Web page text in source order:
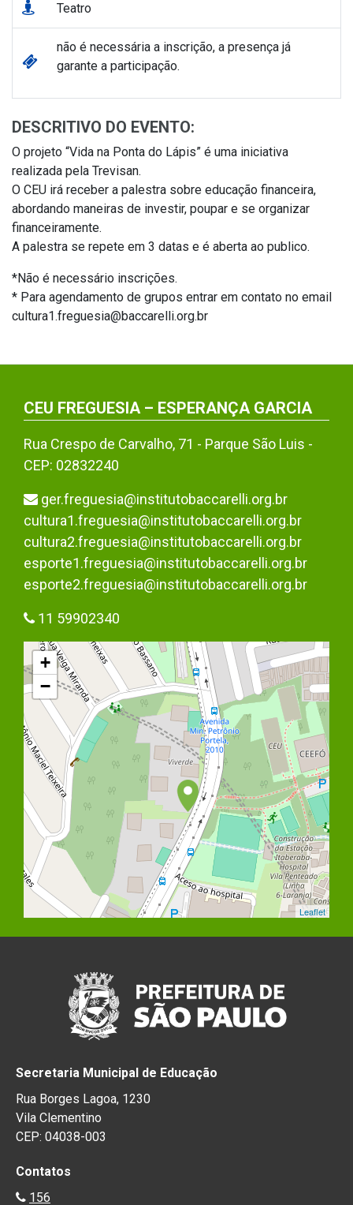
Teatro
não é necessária a inscrição, a presença já
garante a participação.
DESCRITIVO DO EVENTO:
O projeto “Vida na Ponta do Lápis” é uma iniciativa
realizada pela Trevisan.
O CEU irá receber a palestra sobre educação financeira,
abordando maneiras de investir, poupar e se organizar
financeiramente.
A palestra se repete em 3 datas e é aberta ao publico.
*Não é necessário inscrições.
* Para agendamento de grupos entrar em contato no email
cultura1.freguesia@baccarelli.org.br
CEU FREGUESIA – ESPERANÇA GARCIA
Rua Crespo de Carvalho, 71 - Parque São Luis -
CEP: 02832240
ger.freguesia@institutobaccarelli.org.br
cultura1.freguesia@institutobaccarelli.org.br
cultura2.freguesia@institutobaccarelli.org.br
esporte1.freguesia@institutobaccarelli.org.br
esporte2.freguesia@institutobaccarelli.org.br
11 59902340
+
−
Leaflet
Secretaria Municipal de Educação
Rua Borges Lagoa, 1230
Vila Clementino
CEP: 04038-003
Contatos
156